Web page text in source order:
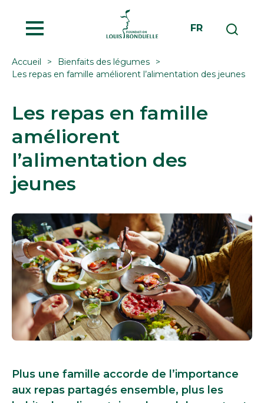
FR
Accueil
Bienfaits des légumes
Les repas en famille améliorent l’alimentation des jeunes
Les repas en famille
améliorent
l’alimentation des
jeunes
Plus une famille accorde de l’importance
aux repas partagés ensemble, plus les